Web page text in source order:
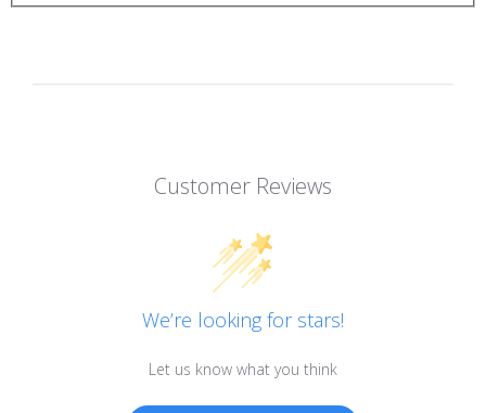
Customer Reviews
We’re looking for stars!
Let us know what you think